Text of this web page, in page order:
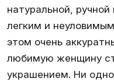
натуральной, ручной
легким и
этом очень
любимую женщину
украшением. Ни